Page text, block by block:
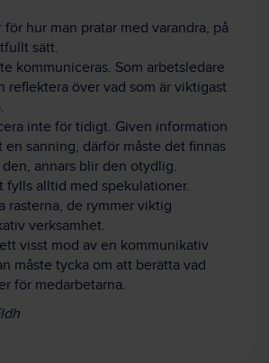
för hur man pratar med varandra, på
sätt.
kommuniceras. Som arbetsledare
reflektera över vad som är viktigast
inte för tidigt. Given information
en sanning, därför måste det finnas
den, annars blir den otydlig.
fylls alltid med spekulationer.
rasterna, de rymmer viktig
verksamhet.
visst mod av en kommunikativ
måste tycka om att berätta vad
för medarbetarna.